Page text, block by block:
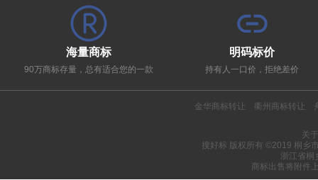
海量商标
90万商标存量，总有适合您的一款
明码标价
持有人一口价，拒绝差价
金华商标转让 衢州商标转让
关
搜好标 版权所有 ©2019 桐乡
浙江省桐
商标出售将附件